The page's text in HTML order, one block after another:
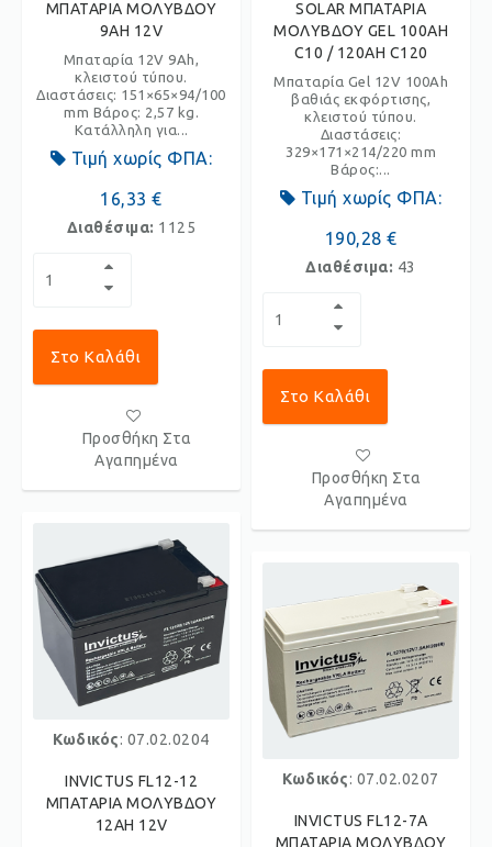
ΜΠΑΤΑΡΙΑ ΜΟΛΥΒΔΟΥ
9AH 12V
Μπαταρία 12V 9Ah,
κλειστού τύπου.
Διαστάσεις: 151×65×94/100
mm Βάρος: 2,57 kg.
Κατάλληλη για...
Τιμή χωρίς ΦΠΑ:
16,33 €
Διαθέσιμα: 1125
Στο Καλάθι
Προσθήκη Στα
Αγαπημένα
Κωδικός: 07.02.0204
INVICTUS FL12-12
ΜΠΑΤΑΡΙΑ ΜΟΛΥΒΔΟΥ
12AH 12V
SOLAR ΜΠΑΤΑΡΙΑ
ΜΟΛΥΒΔΟΥ GEL 100AH
C10 / 120AH C120
Μπαταρία Gel 12V 100Ah
βαθιάς εκφόρτισης,
κλειστού τύπου.
Διαστάσεις:
329×171×214/220 mm
Βάρος:...
Τιμή χωρίς ΦΠΑ:
190,28 €
Διαθέσιμα: 43
Στο Καλάθι
Προσθήκη Στα
Αγαπημένα
Κωδικός: 07.02.0207
INVICTUS FL12-7A
ΜΠΑΤΑΡΙΑ ΜΟΛΥΒΔΟΥ